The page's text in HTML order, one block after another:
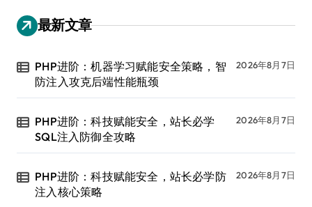
最新文章
PHP进阶：机器学习赋能安全策略，智
防注入攻克后端性能瓶颈
2026年8月7日
PHP进阶：科技赋能安全，站长必学
SQL注入防御全攻略
2026年8月7日
PHP进阶：科技赋能安全，站长必学防
注入核心策略
2026年8月7日